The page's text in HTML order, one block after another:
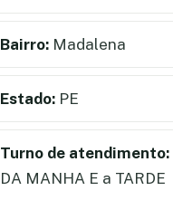
Bairro: Madalena
Estado: PE
Turno de atendimento:
DA MANHA E a TARDE